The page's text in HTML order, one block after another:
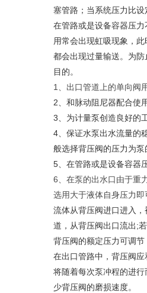
塞管路；当系统压力比
在管路或是设备容器压
用常会出现虹吸现象，
都会出现过量输送。为
目的。
1、出口管道上的单向阀
2、和脉动阻尼器配合使
3、为计量泵创造良好的
4、保证水泵出水流量的
般选择背压阀的压力为
5、在管路或是设备容器
6、在泵的出水口由于重
选用大于液体自身压力
流体从背压阀进口进入
道，从背压阀出口流出;
背压阀的额定压力可调
在出口管路中，背压阀
将随着每次泵冲程的进
少背压阀的磨损速度。